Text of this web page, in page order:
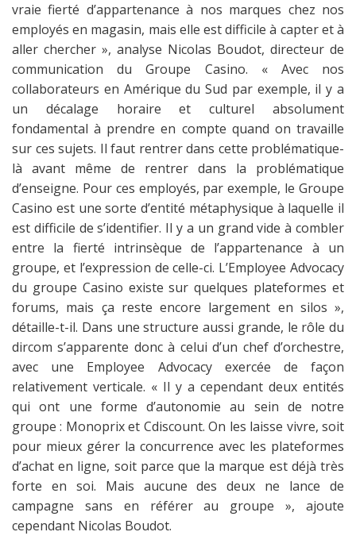
vraie fierté d’appartenance à nos marques chez nos
employés en magasin, mais elle est difficile à capter et à
aller chercher », analyse Nicolas Boudot, directeur de
communication du Groupe Casino. « Avec nos
collaborateurs en Amérique du Sud par exemple, il y a
un décalage horaire et culturel absolument
fondamental à prendre en compte quand on travaille
sur ces sujets. Il faut rentrer dans cette problématique-
là avant même de rentrer dans la problématique
d’enseigne. Pour ces employés, par exemple, le Groupe
Casino est une sorte d’entité métaphysique à laquelle il
est difficile de s’identifier. Il y a un grand vide à combler
entre la fierté intrinsèque de l’appartenance à un
groupe, et l’expression de celle-ci. L’Employee Advocacy
du groupe Casino existe sur quelques plateformes et
forums, mais ça reste encore largement en silos »,
détaille-t-il. Dans une structure aussi grande, le rôle du
dircom s’apparente donc à celui d’un chef d’orchestre,
avec une Employee Advocacy exercée de façon
relativement verticale. « Il y a cependant deux entités
qui ont une forme d’autonomie au sein de notre
groupe : Monoprix et Cdiscount. On les laisse vivre, soit
pour mieux gérer la concurrence avec les plateformes
d’achat en ligne, soit parce que la marque est déjà très
forte en soi. Mais aucune des deux ne lance de
campagne sans en référer au groupe », ajoute
cependant Nicolas Boudot.